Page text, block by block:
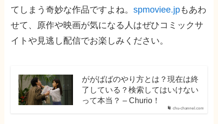
てしまう奇妙な作品ですよね。spmoviee.jpもあわ
せて、原作や映画が気になる人はぜひコミックサ
イトや見逃し配信でお楽しみください。
chu-channel.com
ががばばのやり方とは？現在は終
了している？検索してはいけない
って本当？ – Churio！